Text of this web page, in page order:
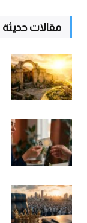
مقالات حديثة